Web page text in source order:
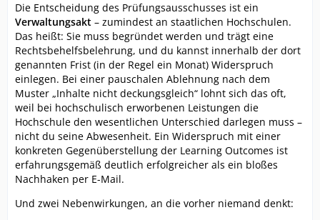
Die Entscheidung des Prüfungsausschusses ist ein
Verwaltungsakt – zumindest an staatlichen Hochschulen.
Das heißt: Sie muss begründet werden und trägt eine
Rechtsbehelfsbelehrung, und du kannst innerhalb der dort
genannten Frist (in der Regel ein Monat) Widerspruch
einlegen. Bei einer pauschalen Ablehnung nach dem
Muster „Inhalte nicht deckungsgleich“ lohnt sich das oft,
weil bei hochschulisch erworbenen Leistungen die
Hochschule den wesentlichen Unterschied darlegen muss –
nicht du seine Abwesenheit. Ein Widerspruch mit einer
konkreten Gegenüberstellung der Learning Outcomes ist
erfahrungsgemäß deutlich erfolgreicher als ein bloßes
Nachhaken per E-Mail.
Und zwei Nebenwirkungen, an die vorher niemand denkt: